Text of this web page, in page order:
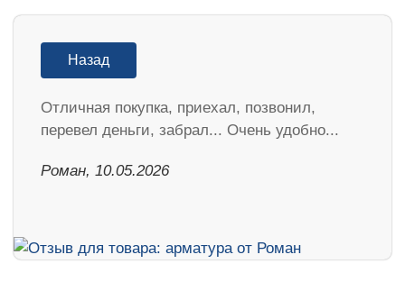
Назад
Отличная покупка, приехал, позвонил,
перевел деньги, забрал... Очень удобно...
Роман, 10.05.2026